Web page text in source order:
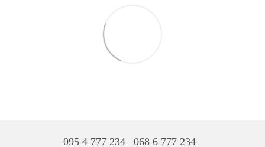
095 4 777 234 068 6 777 234